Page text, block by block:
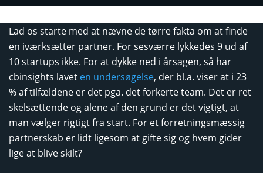
Lad os starte med at nævne de tørre fakta om at finde
en iværksætter partner. For sesværre lykkedes 9 ud af
10 startups ikke. For at dykke ned i årsagen, så har
cbinsights lavet en undersøgelse, der bl.a. viser at i 23
% af tilfældene er det pga. det forkerte team. Det er ret
skelsættende og alene af den grund er det vigtigt, at
man vælger rigtigt fra start. For et forretningsmæssig
partnerskab er lidt ligesom at gifte sig og hvem gider
lige at blive skilt?